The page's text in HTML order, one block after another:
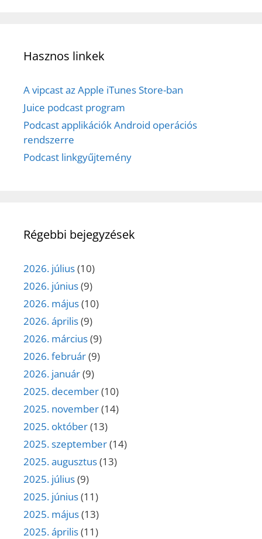
Hasznos linkek
A vipcast az Apple iTunes Store-ban
Juice podcast program
Podcast applikációk Android operációs
rendszerre
Podcast linkgyűjtemény
Régebbi bejegyzések
2026. július(10)
2026. június(9)
2026. május(10)
2026. április(9)
2026. március(9)
2026. február(9)
2026. január(9)
2025. december(10)
2025. november(14)
2025. október(13)
2025. szeptember(14)
2025. augusztus(13)
2025. július(9)
2025. június(11)
2025. május(13)
2025. április(11)